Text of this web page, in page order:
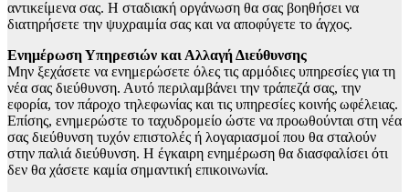
αντικείμενα σας. Η σταδιακή οργάνωση θα σας βοηθήσει να
διατηρήσετε την ψυχραιμία σας και να αποφύγετε το άγχος.
Ενημέρωση Υπηρεσιών και Αλλαγή Διεύθυνσης
Μην ξεχάσετε να ενημερώσετε όλες τις αρμόδιες υπηρεσίες για τη
νέα σας διεύθυνση. Αυτό περιλαμβάνει την τράπεζά σας, την
εφορία, τον πάροχο τηλεφωνίας και τις υπηρεσίες κοινής ωφέλειας.
Επίσης, ενημερώστε το ταχυδρομείο ώστε να προωθούνται στη νέα
σας διεύθυνση τυχόν επιστολές ή λογαριασμοί που θα σταλούν
στην παλιά διεύθυνση. Η έγκαιρη ενημέρωση θα διασφαλίσει ότι
δεν θα χάσετε καμία σημαντική επικοινωνία.